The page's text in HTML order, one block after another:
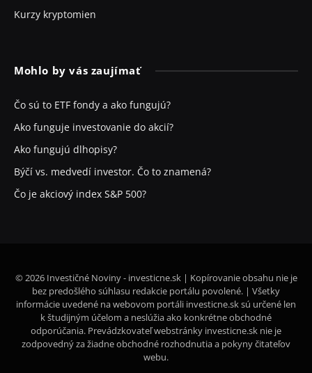
Kurzy kryptomien
Mohlo by vás zaujímať
Čo sú to ETF fondy a ako fungujú?
Ako funguje investovanie do akcií?
Ako fungujú dlhopisy?
Býčí vs. medvedí investor. Čo to znamená?
Čo je akciový index S&P 500?
© 2026 Investičné Noviny - investicne.sk | Kopírovanie obsahu nie je
bez predošlého súhlasu redakcie portálu povolené. | Všetky
informácie uvedené na webovom portáli investicne.sk sú určené len
k študijným účelom a neslúžia ako konkrétne obchodné
odporúčania. Prevádzkovateľ webstránky investicne.sk nie je
zodpovedný za žiadne obchodné rozhodnutia a pokyny čitateľov
webu.